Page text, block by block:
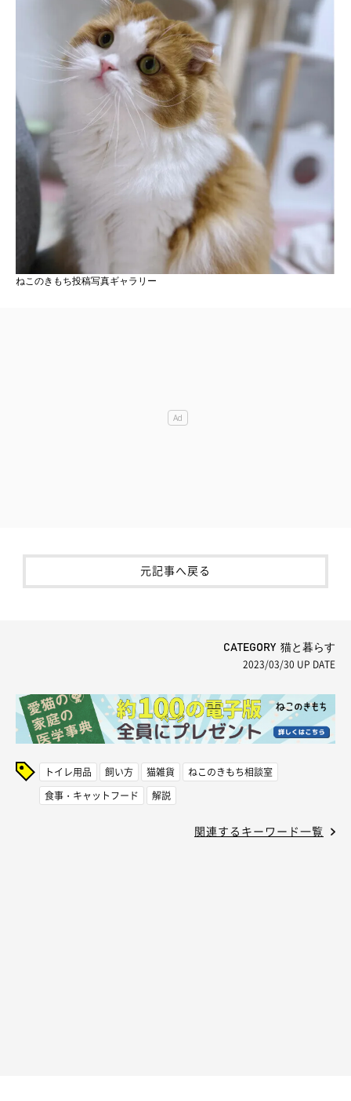
ねこのきもち投稿写真ギャラリー
元記事へ戻る
CATEGORY 猫と暮らす
2023/03/30 UP DATE
トイレ用品 飼い方 猫雑貨
ねこのきもち相談室
食事・キャットフード
解説
関連するキーワード一覧